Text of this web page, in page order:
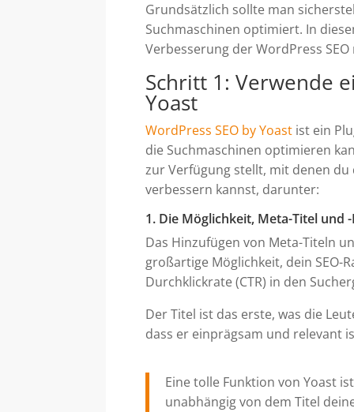
Grundsätzlich sollte man
Suchmaschinen optimiert. In
Verbesserung der WordPress
Schritt 1: Verwende
Yoast
WordPress SEO by Yoast ist ein
die Suchmaschinen optimieren
zur Verfügung stellt, mit denen
verbessern kannst, darunter:
1. Die Möglichkeit, Meta-Titel und
Das Hinzufügen von Meta-Titeln
großartige Möglichkeit, dein SEO-
Durchklickrate (CTR) in den
Der Titel ist das erste, was die
dass er einprägsam und relevant
Eine tolle Funktion von Yoast
unabhängig von dem Titel